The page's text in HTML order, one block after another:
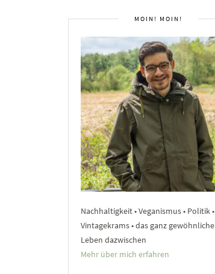
MOIN! MOIN!
Nachhaltigkeit • Veganismus • Politik •
Vintagekrams • das ganz gewöhnliche
Leben dazwischen
Mehr über mich erfahren